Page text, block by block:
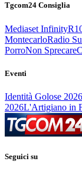
Tgcom24 Consiglia
Mediaset Infinity
MontecarloRadio
PorroNon Sprecare
Eventi
Identità Golose 2026
2026L'Artigiano in
Seguici su